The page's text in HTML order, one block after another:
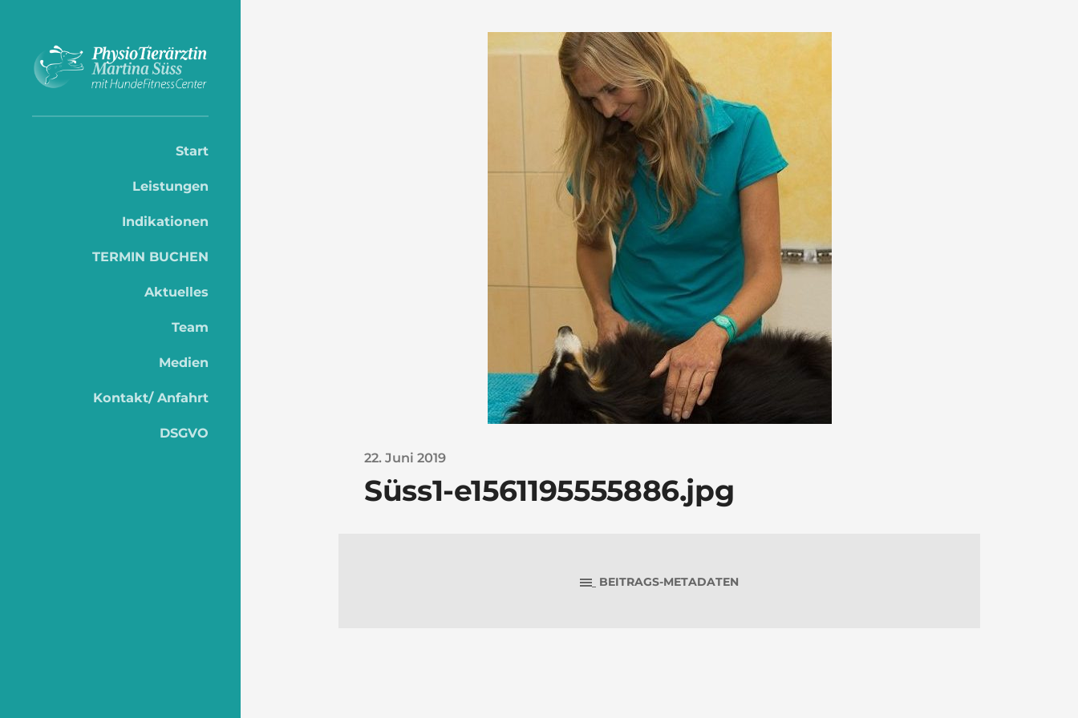
Start
Leistungen
Indikationen
TERMIN BUCHEN
Aktuelles
Team
Medien
Kontakt/ Anfahrt
DSGVO
22. Juni 2019
Süss1-e1561195555886.jpg
BEITRAGS-METADATEN